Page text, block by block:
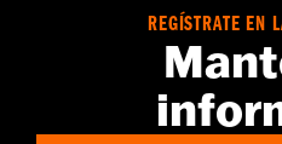
Garantía limitada de
para más
Importado
REGÍSTRATE EN